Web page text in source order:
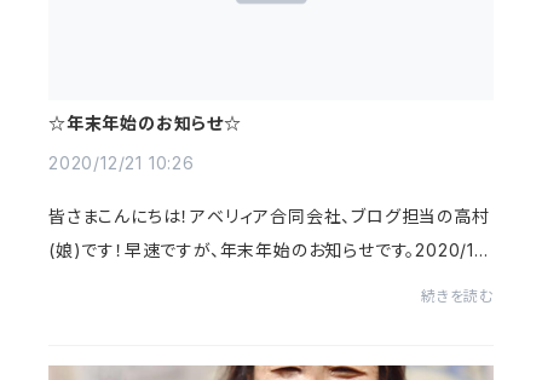
☆年末年始のお知らせ☆
2020/12/21 10:26
皆さまこんにちは！アベリィア合同会社、ブログ担当の高村
(娘)です！早速ですが、年末年始のお知らせです。2020/12/
続きを読む